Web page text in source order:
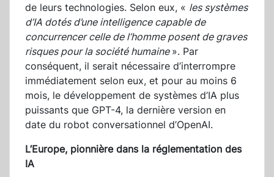
de leurs technologies. Selon eux, « les systèmes
d’IA dotés d’une intelligence capable de
concurrencer celle de l’homme posent de graves
risques pour la société humaine ». Par
conséquent, il serait nécessaire d’interrompre
immédiatement selon eux, et pour au moins 6
mois, le développement de systèmes d’IA plus
puissants que GPT-4, la dernière version en
date du robot conversationnel d’OpenAI.
L’Europe, pionnière dans la réglementation des
IA